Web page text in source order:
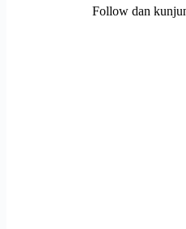
Follow dan